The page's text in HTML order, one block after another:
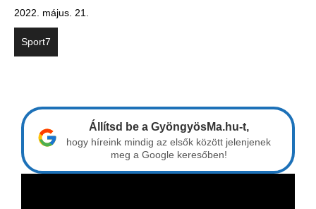
2022. május. 21.
Sport7
Állítsd be a GyöngyösMa.hu-t,
hogy híreink mindig az elsők között jelenjenek
meg a Google keresőben!